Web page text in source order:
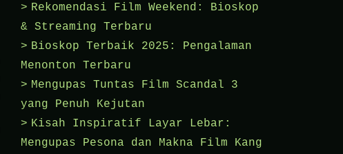
Rekomendasi Film Weekend: Bioskop
& Streaming Terbaru
Bioskop Terbaik 2025: Pengalaman
Menonton Terbaru
Mengupas Tuntas Film Scandal 3
yang Penuh Kejutan
Kisah Inspiratif Layar Lebar:
Mengupas Pesona dan Makna Film Kang